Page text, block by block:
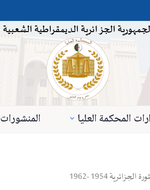
الجزائرية الديمقراطية الشعبية
المحكمة العليا المنشورات
1954 -1962